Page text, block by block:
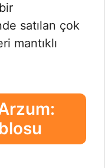
satılan çok
mantıklı